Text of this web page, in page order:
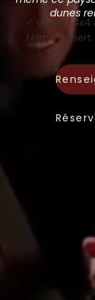
dunes
✓ Guided 4x4
Namib Desert
✓ Explore the
Harbour
✓ See where
Atlantic Ocean
✓ Visit the
✓ Thousands
✓ Stop at the
✓ Exciting
experienced
✓ Incredible
✓ Learn
and desert
✓